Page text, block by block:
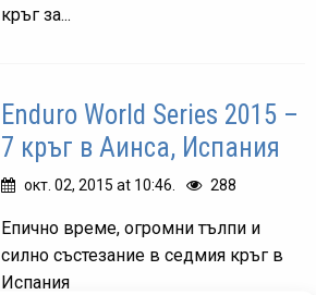
кръг за...
Enduro World Series 2015 –
7 кръг в Аинса, Испания
окт. 02, 2015 at 10:46. 288
Епично време, огромни тълпи и
силно състезание в седмия кръг в
Испания